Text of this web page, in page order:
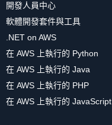
開發人員中心
軟體開發套件與工具
.NET on AWS
在 AWS 上執行的 Python
在 AWS 上執行的 Java
在 AWS 上執行的 PHP
在 AWS 上執行的 JavaScript